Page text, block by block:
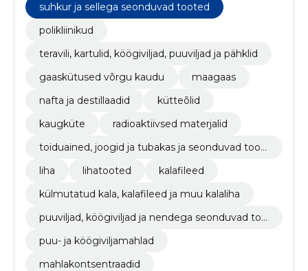
suhkur ja sellega seonduvad tooted
polikliinikud
teravili, kartulid, köögiviljad, puuviljad ja pähklid
gaaskütused võrgu kaudu
maagaas
nafta ja destillaadid
kütteõlid
kaugküte
radioaktiivsed materjalid
toiduained, joogid ja tubakas ja seonduvad toot
liha
lihatooted
kalafileed
külmutatud kala, kalafileed ja muu kalaliha
puuviljad, köögiviljad ja nendega seonduvad too
puu- ja köögiviljamahlad
mahlakontsentraadid